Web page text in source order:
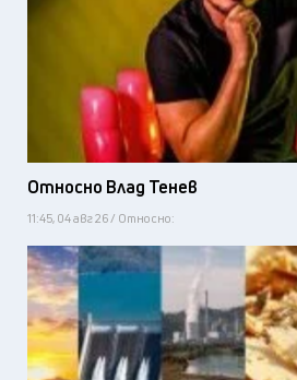
Относно Влад Тенев
11:45, 04 авг 26 / Относно: